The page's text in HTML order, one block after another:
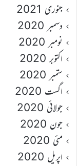
جنوری 2021
دسمبر 2020
نومبر 2020
اکتوبر 2020
ستمبر 2020
اگست 2020
جولائی 2020
جون 2020
مئی 2020
اپریل 2020